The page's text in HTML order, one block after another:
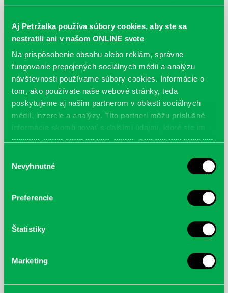
Aj Petržalka používa súbory cookies, aby ste sa
nestratili ani v našom ONLINE svete
Na prispôsobenie obsahu alebo reklám, správne
fungovanie prepojených sociálnych médií a analýzu
návštevnosti používame súbory cookies. Informácie o
tom, ako používate naše webové stránky, teda
poskytujeme aj našim partnerom v oblasti sociálnych
médií, inzercie a analýzy. Títo partneri môžu príslušné
informácie skombinovať s ďalšími údajmi, ktoré ste im
poskytli, alebo ktoré od vás získali, keď ste používali ich
súhlasu
Nevyhnutné
Preferencie
Štatistiky
Marketing
Prvá biografia najväčšieho